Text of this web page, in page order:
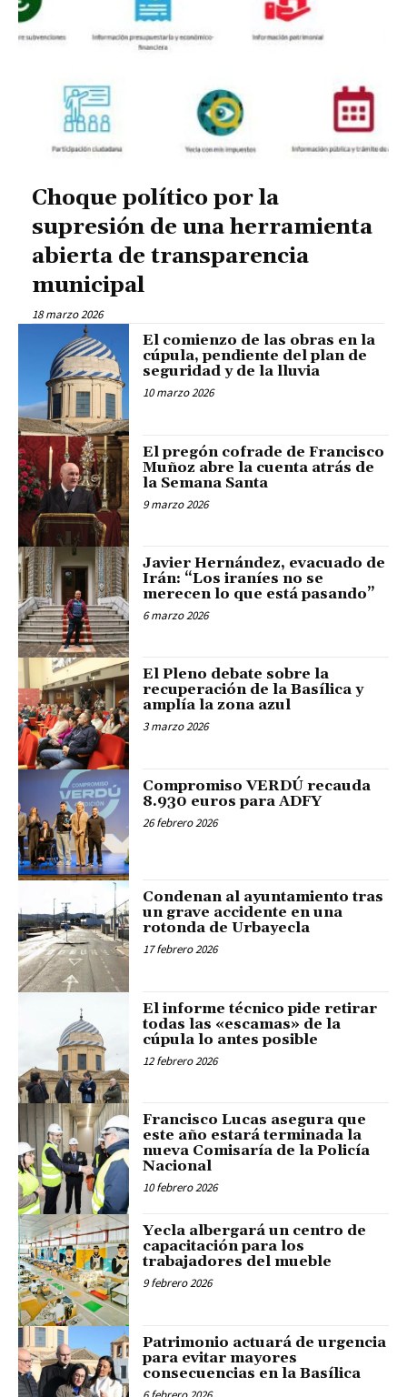
Choque político por la
supresión de una herramienta
abierta de transparencia
municipal
18 marzo 2026
El comienzo de las obras en la
cúpula, pendiente del plan de
seguridad y de la lluvia
10 marzo 2026
El pregón cofrade de Francisco
Muñoz abre la cuenta atrás de
la Semana Santa
9 marzo 2026
Javier Hernández, evacuado de
Irán: “Los iraníes no se
merecen lo que está pasando”
6 marzo 2026
El Pleno debate sobre la
recuperación de la Basílica y
amplía la zona azul
3 marzo 2026
Compromiso VERDÚ recauda
8.930 euros para ADFY
26 febrero 2026
Condenan al ayuntamiento tras
un grave accidente en una
rotonda de Urbayecla
17 febrero 2026
El informe técnico pide retirar
todas las «escamas» de la
cúpula lo antes posible
12 febrero 2026
Francisco Lucas asegura que
este año estará terminada la
nueva Comisaría de la Policía
Nacional
10 febrero 2026
Yecla albergará un centro de
capacitación para los
trabajadores del mueble
9 febrero 2026
Patrimonio actuará de urgencia
para evitar mayores
consecuencias en la Basílica